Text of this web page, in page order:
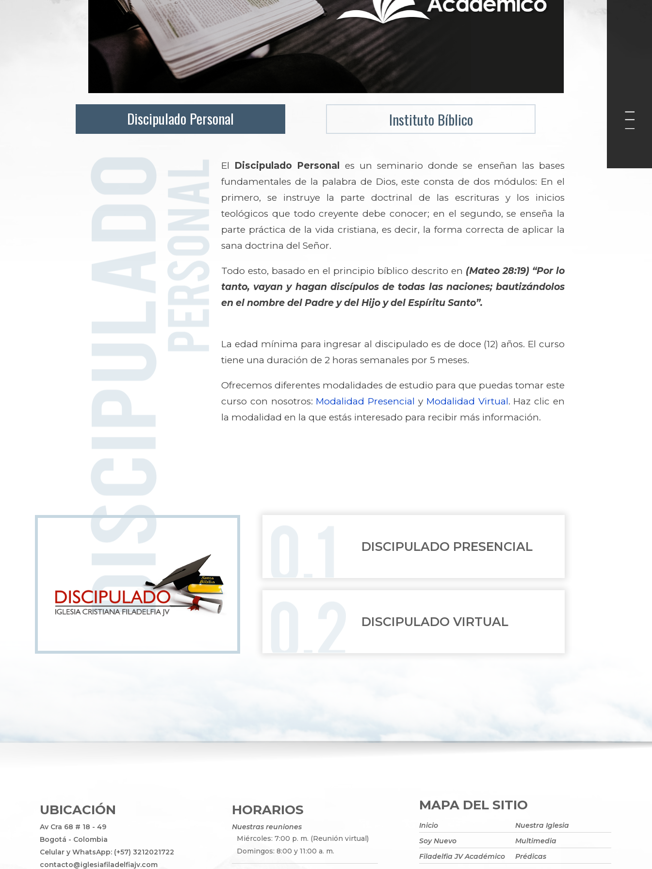
Discipulado Personal Instituto Bíblico
El Discipulado Personal
es un seminario donde se enseñan las bases
fundamentales de la palabra de Dios, este consta de dos módulos: En el
primero, se instruye la parte doctrinal de las escrituras y los inicios
teológicos que todo creyente debe conocer; en el segundo, se enseña la
parte práctica de la vida cristiana, es decir, la forma correcta de aplicar la
sana doctrina del Señor.
Todo esto, basado en el principio bíblico descrito en (Mateo 28:19) “Por lo
tanto, vayan y hagan discípulos de todas las naciones; bautizándolos
en el nombre del Padre y del Hijo y del Espíritu Santo”.
La edad mínima para ingresar al discipulado es de doce (12) años. El curso
tiene una duración de 2 horas semanales por 5 meses.
Ofrecemos diferentes modalidades de estudio para que puedas tomar este
curso con nosotros: Modalidad Presencial y Modalidad Virtual. Haz clic en
la modalidad en la que estás interesado para recibir más información.
DISCIPULADO PRESENCIAL
DISCIPULADO VIRTUAL
UBICACIÓN
Av Cra 68 # 18 - 49
Bogotá - Colombia
Celular y WhatsApp: (+57) 3212021722
contacto@iglesiafiladelfiajv.com
HORARIOS
Nuestras reuniones
Miércoles: 7:00 p. m. (Reunión virtual)
Domingos: 8:00 y 11:00 a. m.
MAPA DEL SITIO
Inicio
Nuestra Iglesia
Soy Nuevo
Multimedia
Filadelfia JV Académico
Prédicas